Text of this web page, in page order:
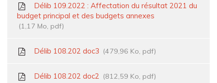
Délib 109.2022 : Affectation du résultat 2021 du
budget principal et des budgets annexes
1,17 Mo, pdf
Délib 108.202 doc3 479,96 Ko, pdf
Délib 108.202 doc2 812,59 Ko, pdf